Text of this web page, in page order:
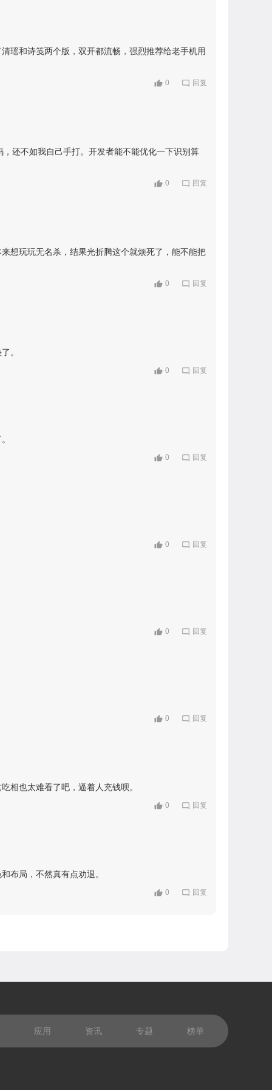
瑶和诗笺两个版，双开都流畅，强烈推荐给老手机用
0 回复
还不如我自己手打。开发者能不能优化一下识别算
0 回复
想玩玩无名杀，结果光折腾这个就烦死了，能不能把
0 回复
。
0 回复
0 回复
0 回复
0 回复
0 回复
相也太难看了吧，逼着人充钱呗。
0 回复
布局，不然真有点劝退。
0 回复
应用 资讯 专题 榜单